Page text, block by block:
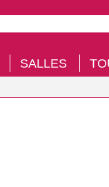
SALLES